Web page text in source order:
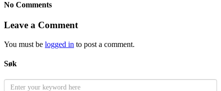
No Comments
Leave a Comment
You must be logged in to post a comment.
Søk